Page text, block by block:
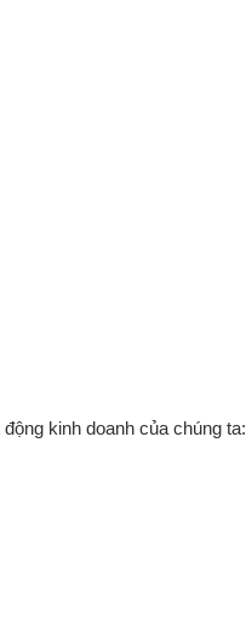
kinh doanh của chúng ta: